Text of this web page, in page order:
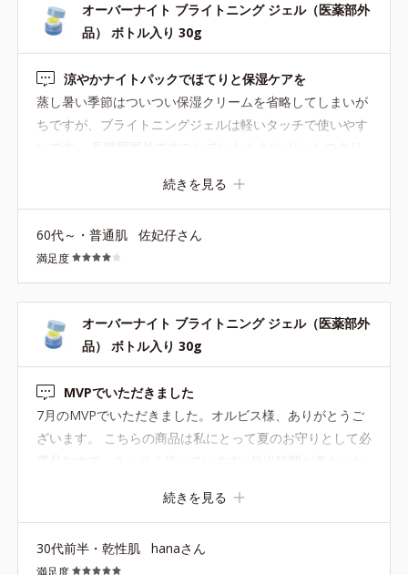
オーバーナイト ブライトニング ジェル（医薬部外
品） ボトル入り 30g
涼やかナイトパックでほてりと保湿ケアを
蒸し暑い季節はついつい保湿クリームを省略してしまいが
ちですが、ブライトニングジェルは軽いタッチで使いやす
いです。 長時間屋外ですごしていたときや ドットのクリ
リームが重いかなというときに こちらのジェルを薄～くの
いろいろな部位に使っています。 冬はコヨイを、 夏のス
ペシャルケアはブライトニングジェルを使っています。 ブ
ルー系の涼しげな容器と柑橘系を連想させてくれるイエロ
ーのジェルクリームのコントラストも可愛いですよ。 容器
は小さいけれど容量は一夏充分持ちます。 こちらはMVP
のプレゼントでいただきました。 ありがとうございま
続きを見る
60代～・普通肌 佐妃仔さん
満足度
オーバーナイト ブライトニング ジェル（医薬部外
品） ボトル入り 30g
MVPでいただきました
7月のMVPでいただきました。オルビス様、ありがとうご
ざいます。 こちらの商品は私にとって夏のお守りとして必
ルです。 普段はユーシリーズを使っていますが、ユーのジ
たっと肌に密着してしっかりとお肌を守ってくる感じが大
続きを見る
30代前半・乾性肌 hanaさん